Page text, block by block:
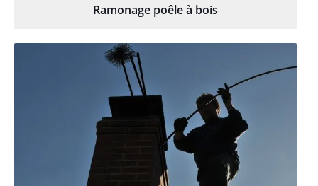
Ramonage poêle à bois